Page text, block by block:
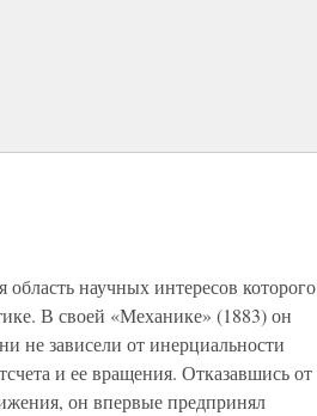
научных интересов которого
В своей «Механике» (1883) он
не зависели от инерциальности
и ее вращения. Отказавшись от
он впервые предпринял